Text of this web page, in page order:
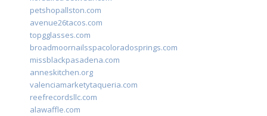
petshopallston.com
avenue26tacos.com
topgglasses.com
broadmoornailsspacoloradosprings.com
missblackpasadena.com
anneskitchen.org
valenciamarketytaqueria.com
reefrecordsllc.com
alawaffle.com